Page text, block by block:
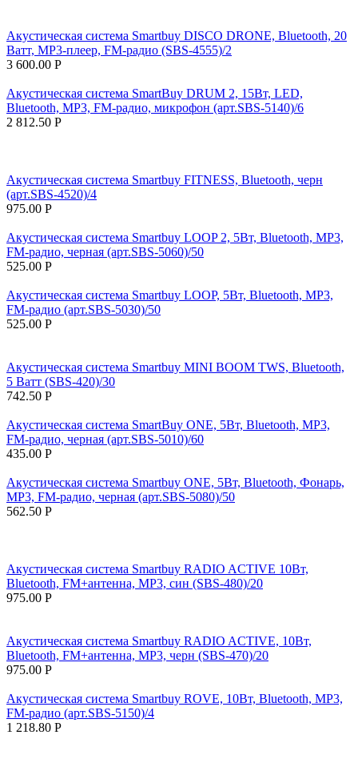
Акустическая система Smartbuy DISCO DRONE, Bluetooth, 20
Ватт, MP3-плеер, FM-радио (SBS-4555)/2
3 600.00 Р
Акустическая система SmartBuy DRUM 2, 15Вт, LED,
Bluetooth, MP3, FM-радио, микрофон (арт.SBS-5140)/6
2 812.50 Р
Акустическая система Smartbuy FITNESS, Bluetooth, черн
(арт.SBS-4520)/4
975.00 Р
Акустическая система Smartbuy LOOP 2, 5Вт, Bluetooth, MP3,
FM-радио, черная (арт.SBS-5060)/50
525.00 Р
Акустическая система Smartbuy LOOP, 5Вт, Bluetooth, MP3,
FM-радио (арт.SBS-5030)/50
525.00 Р
Акустическая система Smartbuy MINI BOOM TWS, Bluetooth,
5 Ватт (SBS-420)/30
742.50 Р
Акустическая система SmartBuy ONE, 5Вт, Bluetooth, MP3,
FM-радио, черная (арт.SBS-5010)/60
435.00 Р
Акустическая система Smartbuy ONE, 5Вт, Bluetooth, Фонарь,
MP3, FM-радио, черная (арт.SBS-5080)/50
562.50 Р
Акустическая система Smartbuy RADIO ACTIVE 10Вт,
Bluetooth, FM+антенна, MP3, син (SBS-480)/20
975.00 Р
Акустическая система Smartbuy RADIO ACTIVE, 10Вт,
Bluetooth, FM+антенна, MP3, черн (SBS-470)/20
975.00 Р
Акустическая система Smartbuy ROVE, 10Вт, Bluetooth, MP3,
FM-радио (арт.SBS-5150)/4
1 218.80 Р